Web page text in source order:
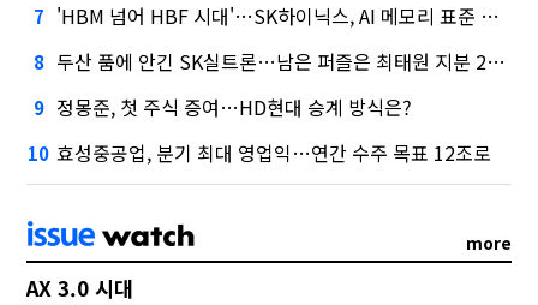
7 'HBM 넘어 HBF 시대'…SK하이닉스, AI 메모리 표준 선점 나섰다
8 두산 품에 안긴 SK실트론…남은 퍼즐은 최태원 지분 29.4%
9 정몽준, 첫 주식 증여…HD현대 승계 방식은?
10 효성중공업, 분기 최대 영업익…연간 수주 목표 12조로
more
AX 3.0 시대